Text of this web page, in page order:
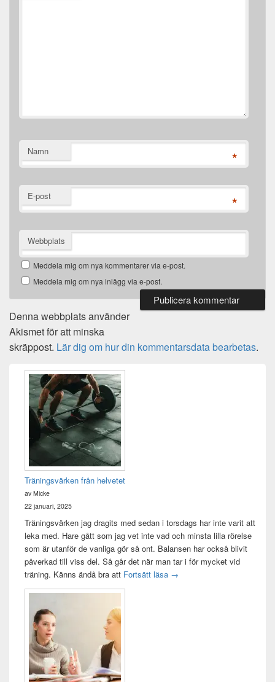
Namn *
E-post *
Webbplats
Meddela mig om nya kommentarer via e-post.
Meddela mig om nya inlägg via e-post.
Denna webbplats använder
Akismet för att minska
skräppost. Lär dig om hur din kommentarsdata bearbetas.
Primära
sidofältet
Widget
område
Träningsvärken från helvetet
av Micke
22 januari, 2025
Träningsvärken jag dragits med sedan i torsdags har inte varit att
leka med. Hare gått som jag vet inte vad och minsta lilla rörelse
som är utanför de vanliga gör så ont. Balansen har också blivit
påverkad till viss del. Så går det när man tar i för mycket vid
träning. Känns ändå bra att Fortsätt läsa Träningsvärken från helvetet
→